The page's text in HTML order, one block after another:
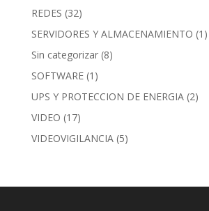
REDES (32)
SERVIDORES Y ALMACENAMIENTO (1)
Sin categorizar (8)
SOFTWARE (1)
UPS Y PROTECCION DE ENERGIA (2)
VIDEO (17)
VIDEOVIGILANCIA (5)